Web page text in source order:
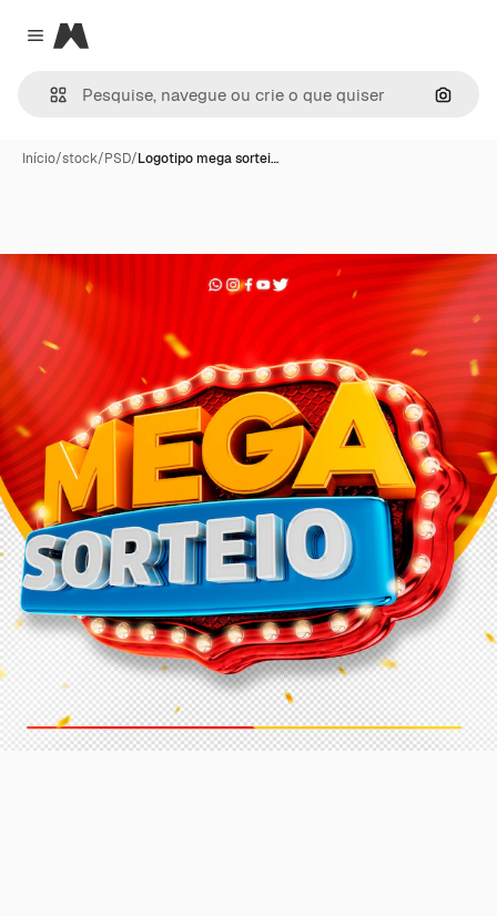
Close menu
Magnific
Início/stock/PSD/Logotipo mega sortei…